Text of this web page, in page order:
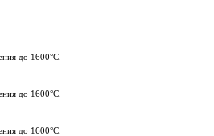
до 1600°C.
до 1600°C.
до 1600°C.